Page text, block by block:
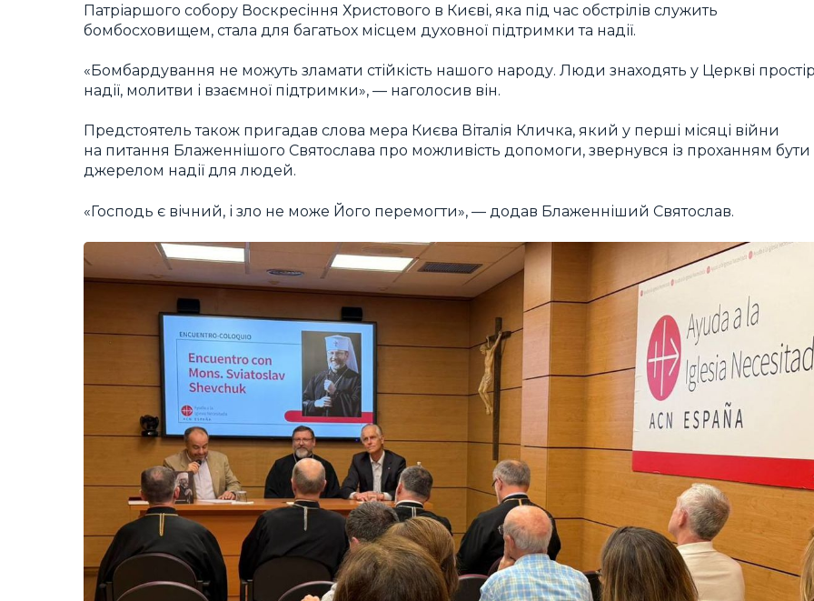
Патріаршого собору Воскресіння Христового в Києві, яка під час обстрілів служить
бомбосховищем, стала для багатьох місцем духовної підтримки та надії.
«Бомбардування не можуть зламати стійкість нашого народу. Люди знаходять у Церкві
надії, молитви і взаємної підтримки», — наголосив він.
Предстоятель також пригадав слова мера Києва Віталія Кличка, який у перші місяці війни
на питання Блаженнішого Святослава про можливість допомоги, звернувся із проханням бути
джерелом надії для людей.
«Господь є вічний, і зло не може Його перемогти», — додав Блаженніший Святослав.